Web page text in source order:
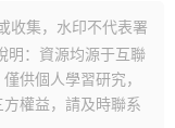
收集，水印不代表署
明：資源均源于互聯
供個人學習研究，
權益，請及時聯系